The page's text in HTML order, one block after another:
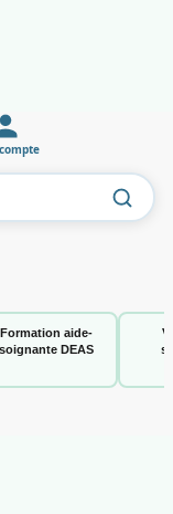
Formation aide-
soignante DEAS